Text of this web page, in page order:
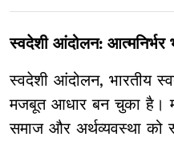
स्वदेशी आंदोलन: आत्मनिर्भर
स्वदेशी आंदोलन, भारतीय
मजबूत आधार बन चुका है।
समाज और अर्थव्यवस्था को